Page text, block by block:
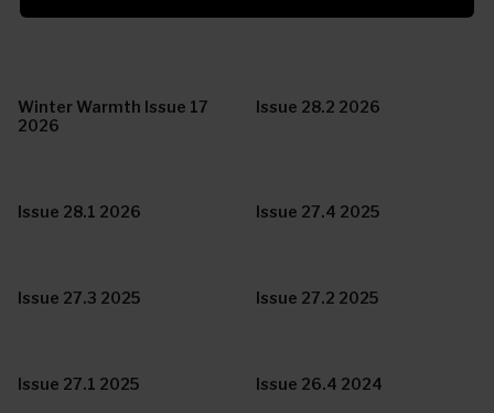
Winter Warmth Issue 17
2026
Issue 28.2 2026
Issue 28.1 2026 Issue 27.4 2025
Issue 27.3 2025 Issue 27.2 2025
Issue 27.1 2025 Issue 26.4 2024